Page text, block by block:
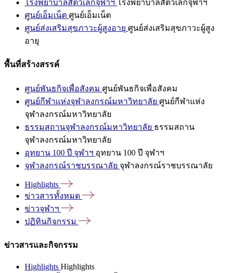
โรงพยาบาลสัตว์เล็กจุฬาฯ โรงพยาบาลสัตว์เล็กจุฬาฯ
ศูนย์เอ็มเน็ต ศูนย์เอ็มเน็ต
ศูนย์ส่งเสริมสุขภาวะผู้สูงอายุ ศูนย์ส่งเสริมสุขภาวะผู้สูง
อายุ
พื้นที่สร้างสรรค์
ศูนย์พันธกิจเพื่อสังคม ศูนย์พันธกิจเพื่อสังคม
ศูนย์กีฬาแห่งจุฬาลงกรณ์มหาวิทยาลัย ศูนย์กีฬาแห่ง
จุฬาลงกรณ์มหาวิทยาลัย
ธรรมสถานจุฬาลงกรณ์มหาวิทยาลัย ธรรมสถาน
จุฬาลงกรณ์มหาวิทยาลัย
อุทยาน 100 ปี จุฬาฯ อุทยาน 100 ปี จุฬาฯ
จุฬาลงกรณ์ราชบรรณาลัย จุฬาลงกรณ์ราชบรรณาลัย
Highlights
ข่าวสารทั้งหมด
ข่าวจุฬาฯ
ปฏิทินกิจกรรม
ข่าวสารและกิจกรรม
Highlights Highlights